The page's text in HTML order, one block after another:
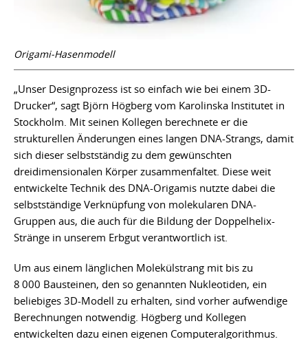
Origami-Hasenmodell
„Unser Designprozess ist so einfach wie bei einem 3D-
Drucker“, sagt Björn Högberg vom Karolinska Institutet in
Stockholm. Mit seinen Kollegen berechnete er die
strukturellen Änderungen eines langen DNA-Strangs, damit
sich dieser selbstständig zu dem gewünschten
dreidimensionalen Körper zusammenfaltet. Diese weit
entwickelte Technik des DNA-Origamis nutzte dabei die
selbstständige Verknüpfung von molekularen DNA-
Gruppen aus, die auch für die Bildung der Doppelhelix-
Stränge in unserem Erbgut verantwortlich ist.
Um aus einem länglichen Molekülstrang mit bis zu
8 000 Bausteinen, den so genannten Nukleotiden, ein
beliebiges 3D-Modell zu erhalten, sind vorher aufwendige
Berechnungen notwendig. Högberg und Kollegen
entwickelten dazu einen eigenen Computeralgorithmus.